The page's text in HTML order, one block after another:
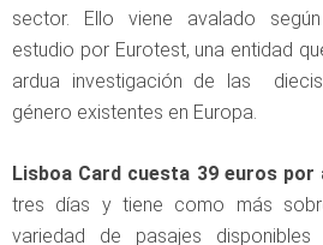
sector. Ello viene avalado
estudio por Eurotest, una entidad
ardua investigación de las
género existentes en Europa.
Lisboa Card cuesta 39 euros por
tres días y tiene como más
variedad de pasajes